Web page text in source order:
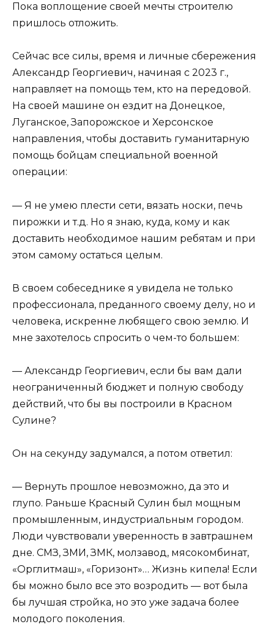
Пока воплощение своей мечты строителю
пришлось отложить.
Сейчас все силы, время и личные сбережения
Александр Георгиевич, начиная с 2023 г.,
направляет на помощь тем, кто на передовой.
На своей машине он ездит на Донецкое,
Луганское, Запорожское и Херсонское
направления, чтобы доставить гуманитарную
помощь бойцам специальной военной
операции:
— Я не умею плести сети, вязать носки, печь
пирожки и т.д. Но я знаю, куда, кому и как
доставить необходимое нашим ребятам и при
этом самому остаться целым.
В своем собеседнике я увидела не только
профессионала, преданного своему делу, но и
человека, искренне любящего свою землю. И
мне захотелось спросить о чем-то большем:
— Александр Георгиевич, если бы вам дали
неограниченный бюджет и полную свободу
действий, что бы вы построили в Красном
Сулине?
Он на секунду задумался, а потом ответил:
— Вернуть прошлое невозможно, да это и
глупо. Раньше Красный Сулин был мощным
промышленным, индустриальным городом.
Люди чувствовали уверенность в завтрашнем
дне. СМЗ, ЗМИ, ЗМК, молзавод, мясокомбинат,
«Орглитмаш», «Горизонт»… Жизнь кипела! Если
бы можно было все это возродить — вот была
бы лучшая стройка, но это уже задача более
молодого поколения.